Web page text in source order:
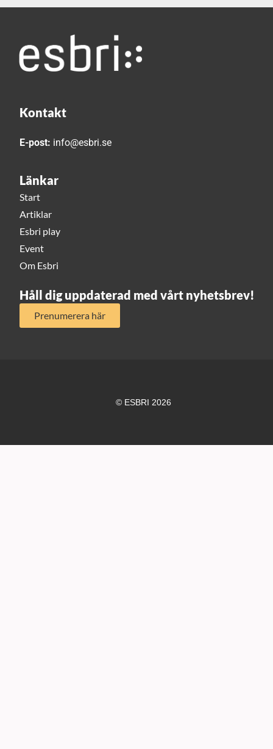
Kontakt
E-post: info@esbri.se
Länkar
Start
Artiklar
Esbri play
Event
Om Esbri
Håll dig uppdaterad med vårt nyhetsbrev!
Prenumerera här
© ESBRI 2026